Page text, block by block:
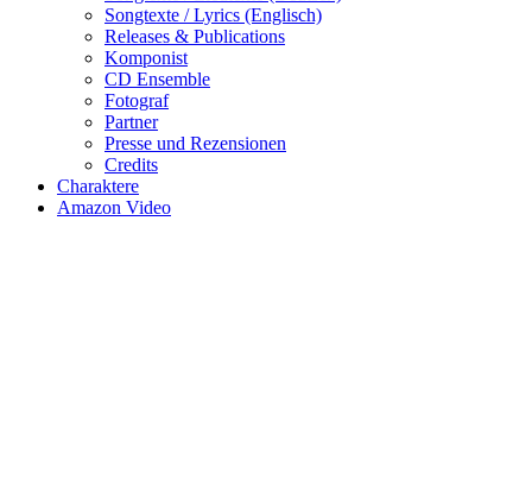
Songtexte / Lyrics (Englisch)
Releases & Publications
Komponist
CD Ensemble
Fotograf
Partner
Presse und Rezensionen
Credits
Charaktere
Amazon Video